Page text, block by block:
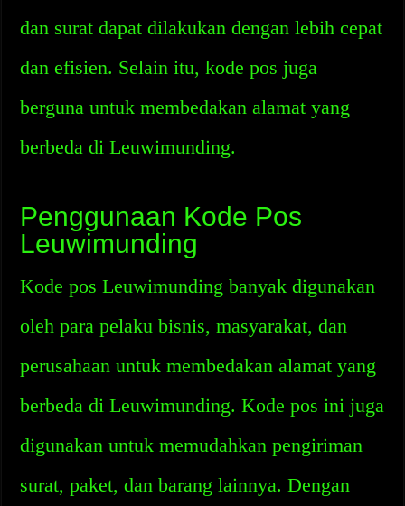
dan surat dapat dilakukan dengan lebih cepat
dan efisien. Selain itu, kode pos juga
berguna untuk membedakan alamat yang
berbeda di Leuwimunding.
Penggunaan Kode Pos
Leuwimunding
Kode pos Leuwimunding banyak digunakan
oleh para pelaku bisnis, masyarakat, dan
perusahaan untuk membedakan alamat yang
berbeda di Leuwimunding. Kode pos ini juga
digunakan untuk memudahkan pengiriman
surat, paket, dan barang lainnya. Dengan